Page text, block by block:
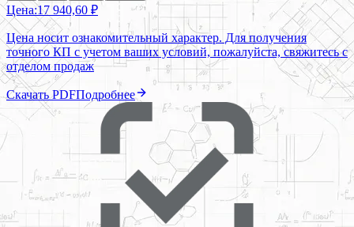
Цена:17 940,60 ₽
Цена носит ознакомительный характер. Для получения
точного КП с учетом ваших условий, пожалуйста, свяжитесь с
отделом продаж
Скачать PDFПодробнее